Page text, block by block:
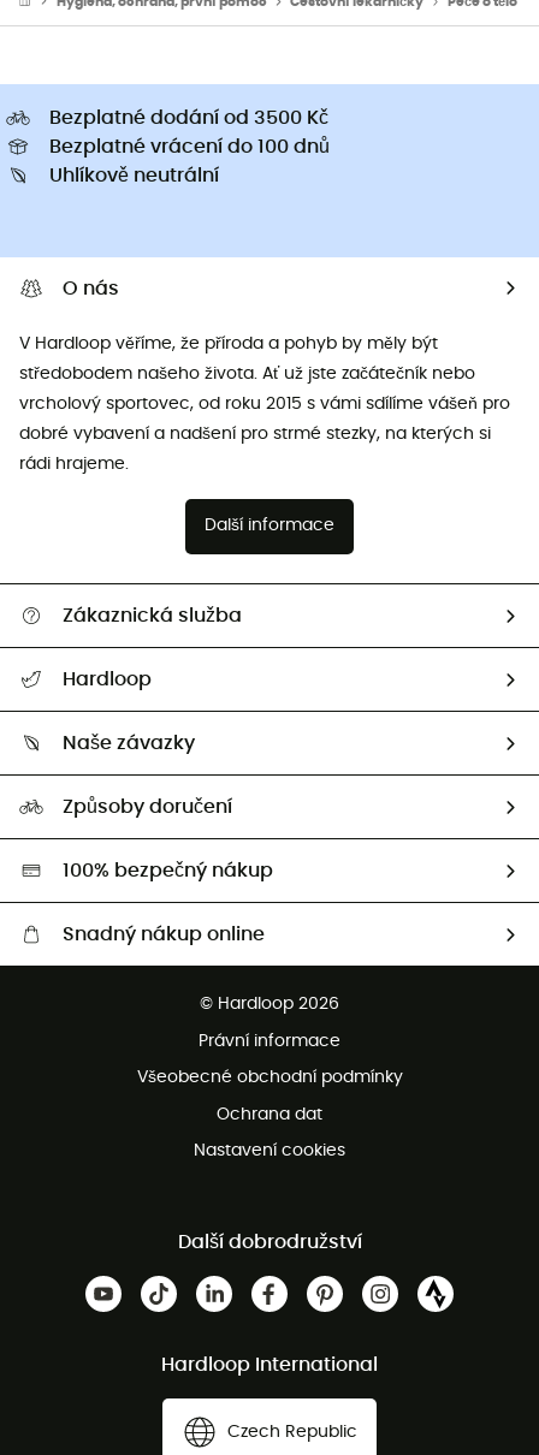
Bezplatné dodání od 3500 Kč
Bezplatné vrácení do 100 dnů
Uhlíkově neutrální
O nás
V Hardloop věříme, že příroda a pohyb by měly být
středobodem našeho života. Ať už jste začátečník nebo
vrcholový sportovec, od roku 2015 s vámi sdílíme vášeň pro
dobré vybavení a nadšení pro strmé stezky, na kterých si
rádi hrajeme.
Další informace
Zákaznická služba
Vrácení zboží a peněz
Hardloop
Naši Ambasadoři
Naše závazky
Second hand
HardGreen
Způsoby doručení
100% bezpečný nákup
Snadný nákup online
Bezplatné vrácení do 100 dnů
Bezplatná zákaznická služba
© Hardloop 2026
Právní informace
Všeobecné obchodní podmínky
Ochrana dat
Nastavení cookies
Další dobrodružství
Hardloop International
Czech Republic